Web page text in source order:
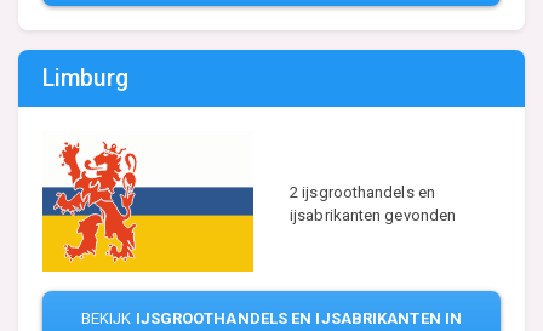
Limburg
2 ijsgroothandels en
ijsabrikanten gevonden
BEKIJK IJSGROOTHANDELS EN IJSABRIKANTEN IN